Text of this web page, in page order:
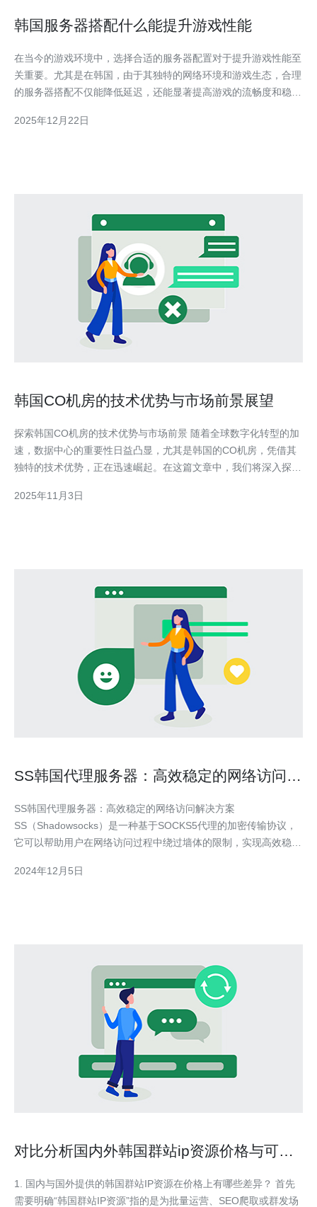
韩国服务器搭配什么能提升游戏性能
在当今的游戏环境中，选择合适的服务器配置对于提升游戏性能至
关重要。尤其是在韩国，由于其独特的网络环境和游戏生态，合理
的服务器搭配不仅能降低延迟，还能显著提高游戏的流畅度和稳定
戏性能。 韩国服务器搭配什么能降低延迟？ 在游戏中，延迟是影
2025年12月22日
韩国CO机房的技术优势与市场前景展望
探索韩国CO机房的技术优势与市场前景 随着全球数字化转型的加
速，数据中心的重要性日益凸显，尤其是韩国的CO机房，凭借其
独特的技术优势，正在迅速崛起。在这篇文章中，我们将深入探讨
CO机房的三个精华要点： 技术优势：韩国CO机房在基础设施和
2025年11月3日
SS韩国代理服务器：高效稳定的网络访问解
SS韩国代理服务器：高效稳定的网络访问解决方案
SS（Shadowsocks）是一种基于SOCKS5代理的加密传输协议，
它可以帮助用户在网络访问过程中绕过墙体的限制，实现高效稳定
定、高速的网络传输服务，成为众多用户的首选。 1. 高速稳定：
2024年12月5日
对比分析国内外韩国群站ip资源价格与可靠
1. 国内与国外提供的韩国群站IP资源在价格上有哪些差异？ 首先
需要明确“韩国群站IP资源”指的是为批量运营、SEO爬取或群发场